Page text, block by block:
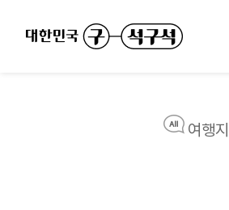
여행지